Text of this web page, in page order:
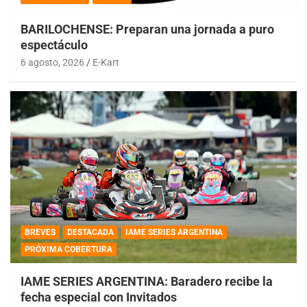
BARILOCHENSE: Preparan una jornada a puro
espectáculo
6 agosto, 2026 E-Kart
BREVES DESTACADA
IAME SERIES ARGENTINA
PRÓXIMA COBERTURA
IAME SERIES ARGENTINA: Baradero recibe la
fecha especial con Invitados